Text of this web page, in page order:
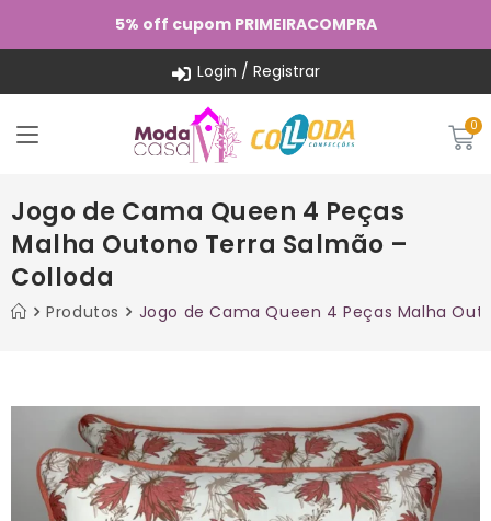
5% off cupom PRIMEIRACOMPRA
Login / Registrar
Jogo de Cama Queen 4 Peças
Malha Outono Terra Salmão –
Colloda
Produtos Jogo de Cama Queen 4 Peças Malha